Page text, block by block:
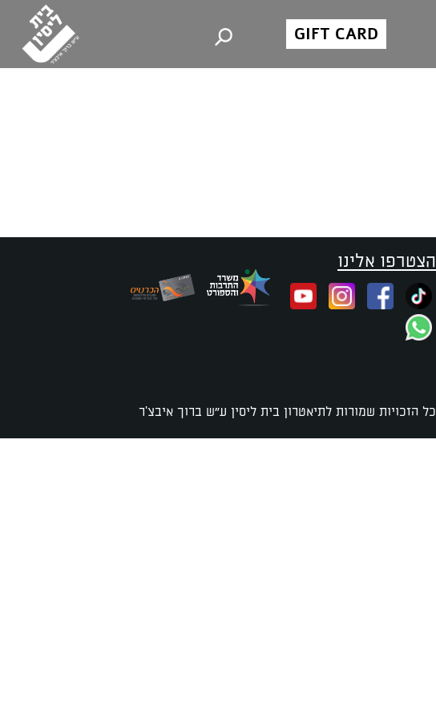
GIFT CARD
הצטרפו אלינו
כל הזכויות שמורות לתיאטרון בית ליסין ע"ש ברוך איבצ'ר